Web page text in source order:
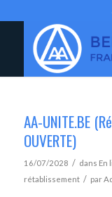
AA-UNITE.BE
OUVERTE)
16/07/2028 / dans En
rétablissement / par